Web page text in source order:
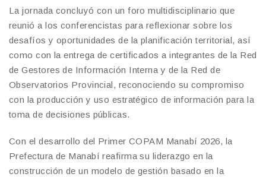
La jornada concluyó con un foro multidisciplinario que
reunió a los conferencistas para reflexionar sobre los
desafíos y oportunidades de la planificación territorial, así
como con la entrega de certificados a integrantes de la Red
de Gestores de Información Interna y de la Red de
Observatorios Provincial, reconociendo su compromiso
con la producción y uso estratégico de información para la
toma de decisiones públicas.
Con el desarrollo del Primer COPAM Manabí 2026, la
Prefectura de Manabí reafirma su liderazgo en la
construcción de un modelo de gestión basado en la